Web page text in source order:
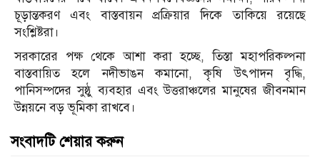
চূড়ান্তকরণ এবং বাস্তবায়ন প্রক্রিয়ার দিকে তাকিয়ে রয়েছে
সংশ্লিষ্টরা।
সরকারের পক্ষ থেকে আশা করা হচ্ছে, তিস্তা মহাপরিকল্পনা
বাস্তবায়িত হলে নদীভাঙন কমানো, কৃষি উৎপাদন বৃদ্ধি,
পানিসম্পদের সুষ্ঠু ব্যবহার এবং উত্তরাঞ্চলের মানুষের জীবনমান
উন্নয়নে বড় ভূমিকা রাখবে।
সংবাদটি শেয়ার করুন